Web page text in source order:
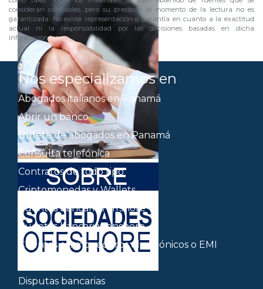
consideran confiables, pero su precisión al momento de la lectura no es
garantizada. No existe representación o garantía en cuanto a la exactitud
actual ni la responsabilidad por las decisiones basadas en dicha
información.
Nos especializamos en
Abogados italianos en Panamá
Abrir un banco
Bufete de abogados en Panamá
Consulta telefónica
Contratos de todo tipo
Criptomonedas y Wallets
Cuentas bancarias offshore
Cuentas bancarias onshore
Cuentas en monederos electrónicos o EMI
Disputas bancarias